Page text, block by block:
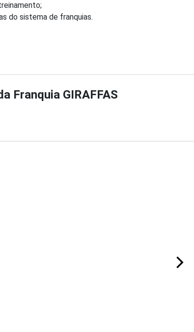
do sistema de franquias.
Franquia GIRAFFAS